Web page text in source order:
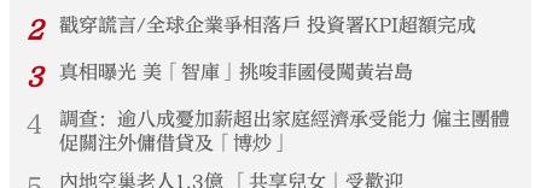
2 戳穿謊言/全球企業爭相落戶 投資署KPI超額完成
3 真相曝光 美「智庫」挑唆菲國侵闖黃岩島
4
調查：逾八成憂加薪超出家庭經濟承受能力 僱主團體
促關注外傭借貸及「博炒」
內地空巢老人1.3億 「共享兒女」受歡迎